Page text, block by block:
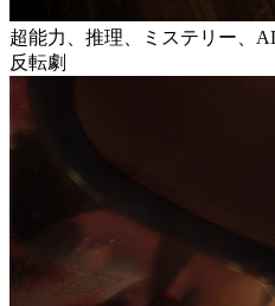
超能力、推理、ミステリー、
反転劇